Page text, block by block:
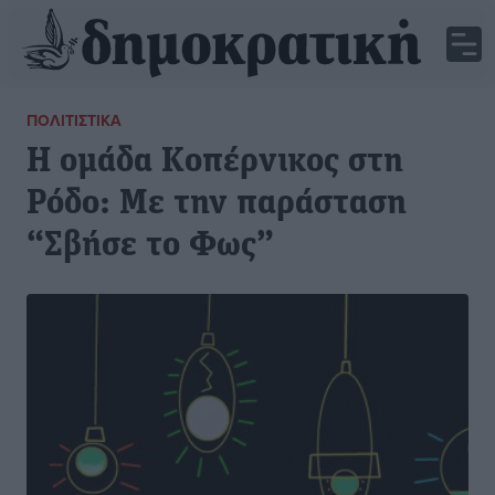
ΠΟΛΙΤΙΣΤΙΚΆ
Η ομάδα Κοπέρνικος στη
Ρόδο: Με την παράσταση
“Σβήσε το Φως”